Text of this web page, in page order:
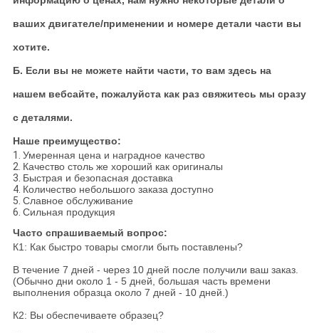
ваших двигателе/применении и номере детали части вы
хотите.
Б. Если вы не можете найти части, то вам здесь на
нашем вебсайте, пожалуйста как раз свяжитесь мы сразу
с деталями.
Наше преимущество:
1. Умеренная цена и наградное качество
2. Качество столь же хороший как оригиналы
3. Быстрая и безопасная доставка
4. Количество небольшого заказа доступно
5. Славное обслуживание
6. Сильная продукция
Часто спрашиваемый вопрос:
К1: Как быстро товары смогли быть поставлены?
В течение 7 дней - через 10 дней после получили ваш заказ.
(Обычно дни около 1 - 5 дней, большая часть времени
выполнения образца около 7 дней - 10 дней.)
К2: Вы обеспечиваете образец?